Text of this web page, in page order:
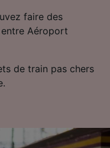
faire des
Aéroport
de train pas chers